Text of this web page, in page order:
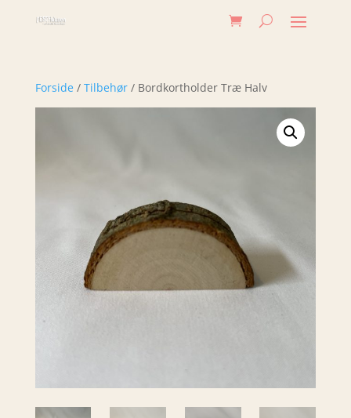
Forside/ Tilbehør/ Bordkortholder Træ Halv